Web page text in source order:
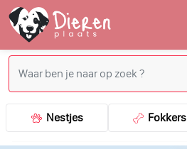
Nestjes Fokkers